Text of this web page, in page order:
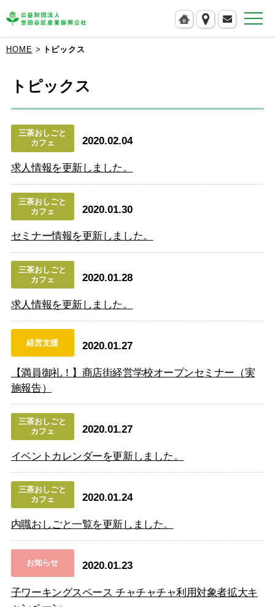
HOME トピックス
トピックス
三茶おしごと
カフェ
2020.02.04
求人情報を更新しました。
三茶おしごと
カフェ
2020.01.30
セミナー情報を更新しました。
三茶おしごと
カフェ
2020.01.28
求人情報を更新しました。
経営支援 2020.01.27
【満員御礼！】商店街経営学校オープンセミナー（実
施報告）
三茶おしごと
カフェ
2020.01.27
イベントカレンダーを更新しました。
三茶おしごと
カフェ
2020.01.24
内職おしごと一覧を更新しました。
お知らせ 2020.01.23
子ワーキングスペース チャチャチャ利用対象者拡大キ